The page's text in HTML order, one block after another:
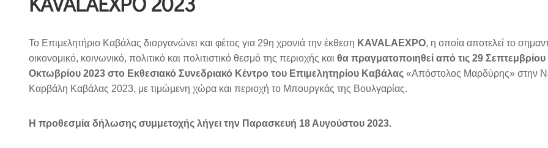
Το Επιμελητήριο Καβάλας διοργανώνει και φέτος για 29η χρονιά την έκθεση KAVALAEXPO, η οποία αποτελεί το
οικονομικό, κοινωνικό, πολιτικό και πολιτιστικό θεσμό της περιοχής και θα πραγματοποιηθεί από τις 29 Σεπτεμβρίου
Οκτωβρίου 2023 στο Εκθεσιακό Συνεδριακό Κέντρο του Επιμελητηρίου Καβάλας «Απόστολος Μαρδύρης» στην
Καρβάλη Καβάλας 2023, με τιμώμενη χώρα και περιοχή το Μπουργκάς της Βουλγαρίας.
Η προθεσμία δήλωσης συμμετοχής λήγει την Παρασκευή 18 Αυγούστου 2023.